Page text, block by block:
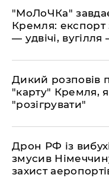
​"МоЛоЧКа"
Кремля: експорт
— удвічі, вугілля
​Дикий розповів
"карту" Кремля,
"розігрувати"
​Дрон РФ із
змусив
захист